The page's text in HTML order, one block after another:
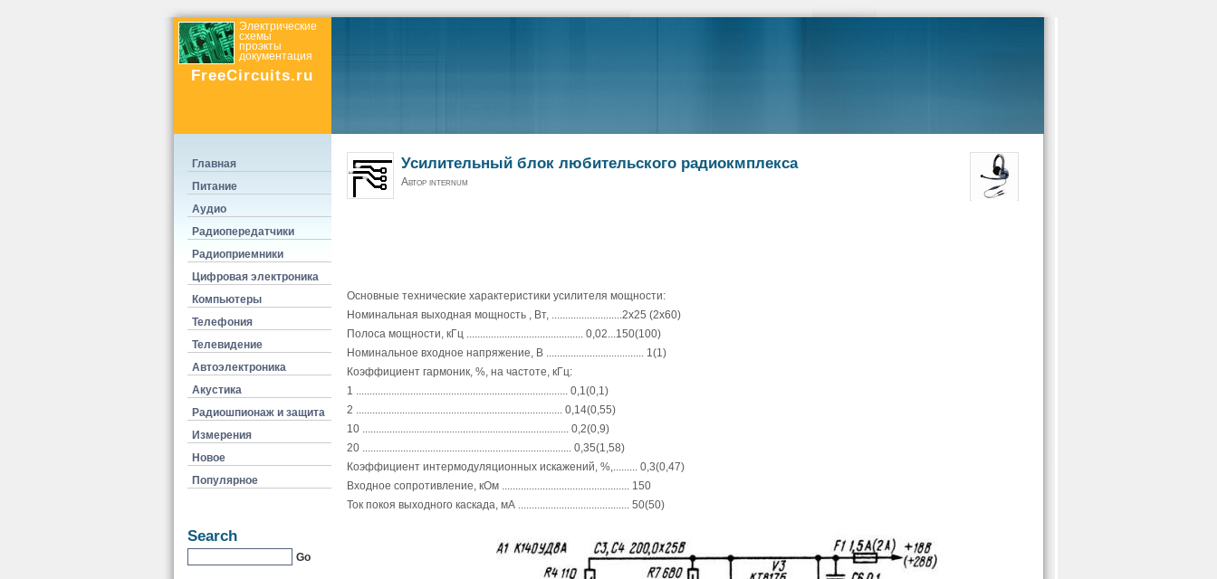
Электрические
схемы
проэкты
документация
FreeCircuits.ru
Усилительный блок любительского радиокмплекса
Автор internum
Основные технические характеристики усилителя мощности:
Номинальная выходная мощность , Вт, ..........................2x25 (2x60)
Полоса мощности, кГц ........................................... 0,02...150(100)
Номинальное входное напряжение, В .................................... 1(1)
Коэффициент гармоник, %, на частоте, кГц:
1 .............................................................................. 0,1(0,1)
2 ............................................................................ 0,14(0,55)
10 ............................................................................ 0,2(0,9)
20 ............................................................................. 0,35(1,58)
Коэффициент интермодуляционных искажений, %,......... 0,3(0,47)
Входное сопротивление, кОм ............................................... 150
Ток покоя выходного каскада, мА ......................................... 50(50)
Главная
Питание
Аудио
Радиопередатчики
Радиоприемники
Цифровая электроника
Компьютеры
Телефония
Телевидение
Автоэлектроника
Акустика
Радиошпионаж и защита
Измерения
Новое
Популярное
Search